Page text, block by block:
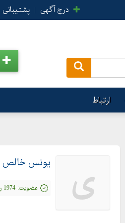
درج آگهی | پشتیبانی
ارتباط
ی یونس خالص
عضویت: 1974 روز پیش